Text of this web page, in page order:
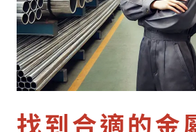
找到合適的金